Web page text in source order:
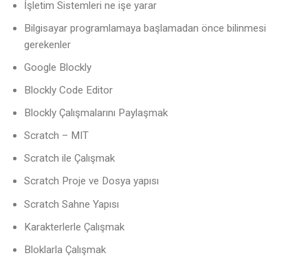
İşletim Sistemleri ne işe yarar
Bilgisayar programlamaya başlamadan önce bilinmesi
gerekenler
Google Blockly
Blockly Code Editor
Blockly Çalışmalarını Paylaşmak
Scratch – MIT
Scratch ile Çalışmak
Scratch Proje ve Dosya yapısı
Scratch Sahne Yapısı
Karakterlerle Çalışmak
Bloklarla Çalışmak